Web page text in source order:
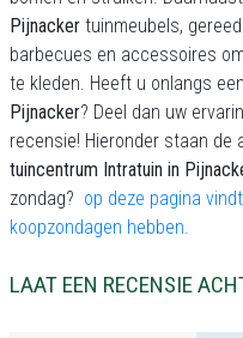
Pijnacker tuinmeubels,
barbecues en accessoires
te kleden. Heeft u onlangs
Pijnacker? Deel dan uw
recensie! Hieronder staan de
tuincentrum Intratuin in
zondag? op deze pagina
koopzondagen hebben.
LAAT EEN RECENSIE